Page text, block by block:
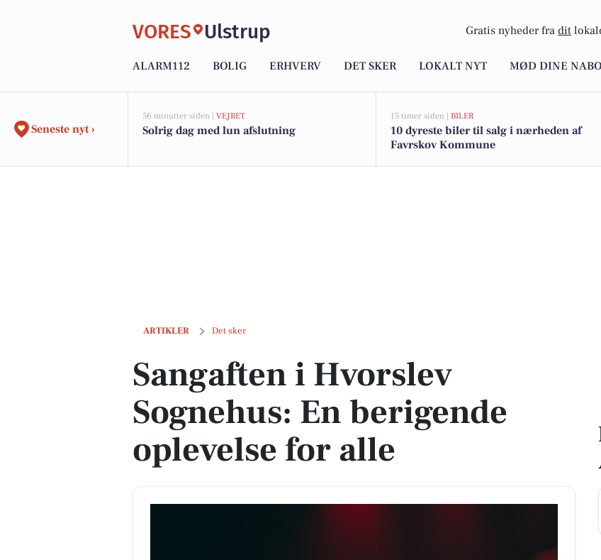
VORES Ulstrup Gratis nyheder fra dit
ALARM112 BOLIG ERHVERV DET SKER LOKALT NYT MØD DINE
Seneste nyt ›
56 minutter siden | VEJRET
Solrig dag med lun afslutning
15 timer siden | BILER
10 dyreste biler til salg i nærheden af
Favrskov Kommune
ARTIKLER Det sker
Sangaften i Hvorslev Sognehus: En berigende oplevelse for alle
Sangaften i Hvorslev
Sognehus: En berigende
oplevelse for alle